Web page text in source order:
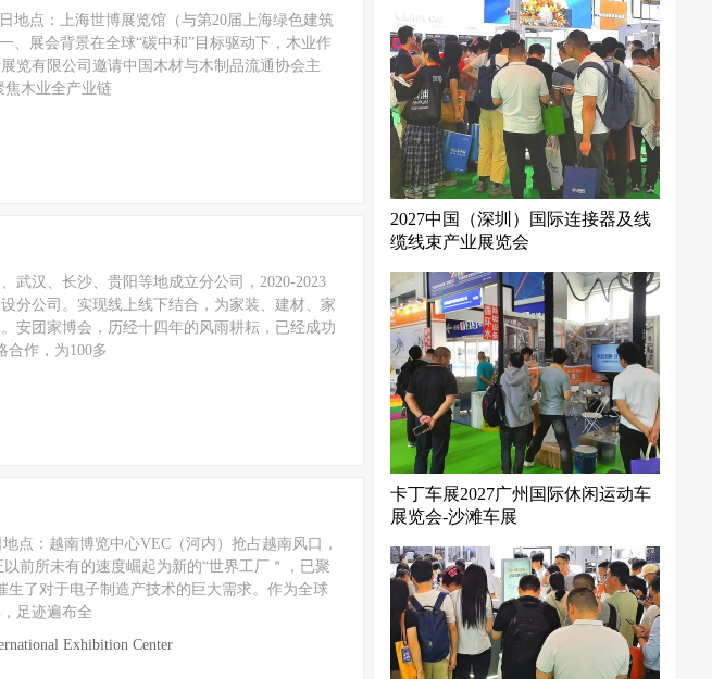
地点：上海世博展览馆（与第20届上海绿色建筑
、展会背景在全球“碳中和”目标驱动下，木业作
览有限公司邀请中国木材与木制品流通协会主
焦木业全产业链
武汉、长沙、贵阳等地成立分公司，2020-2023
分公司。实现线上线下结合，为家装、建材、家
安团家博会，历经十四年的风雨耕耘，已经成功
合作，为100多
点：越南博览中心VEC（河内）抢占越南风口，
前所未有的速度崛起为新的“世界工厂＂，已聚
了对于电子制造产技术的巨大需求。作为全球
足迹遍布全
Exhibition Center
2027中国（深圳）国际连接器及线
缆线束产业展览会
卡丁车展2027广州国际休闲运动车
展览会-沙滩车展